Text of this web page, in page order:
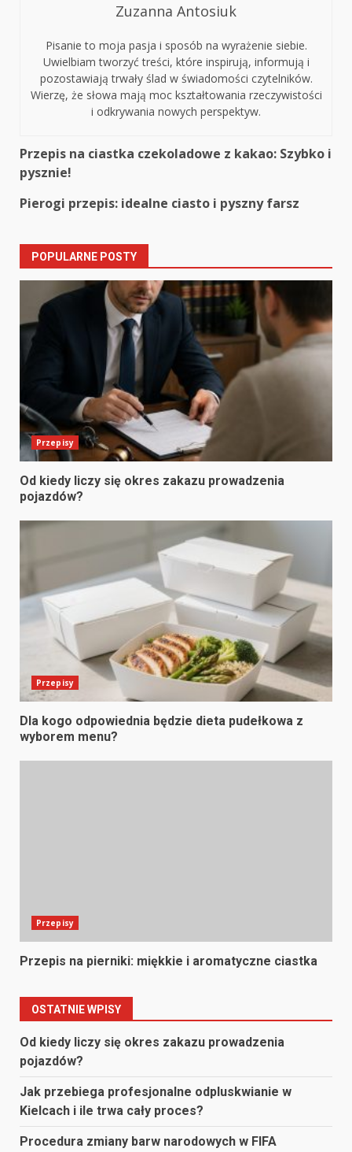
Zuzanna Antosiuk
Pisanie to moja pasja i sposób na wyrażenie siebie.
Uwielbiam tworzyć treści, które inspirują, informują i
pozostawiają trwały ślad w świadomości czytelników.
Wierzę, że słowa mają moc kształtowania rzeczywistości
i odkrywania nowych perspektyw.
Continue
Reading
Przepis na ciastka czekoladowe z kakao: Szybko i
pysznie!
Pierogi przepis: idealne ciasto i pyszny farsz
POPULARNE POSTY
Przepisy
Od kiedy liczy się okres zakazu prowadzenia
pojazdów?
Przepisy
Dla kogo odpowiednia będzie dieta pudełkowa z
wyborem menu?
Przepisy
Przepis na pierniki: miękkie i aromatyczne ciastka
OSTATNIE WPISY
Od kiedy liczy się okres zakazu prowadzenia
pojazdów?
Jak przebiega profesjonalne odpluskwianie w
Kielcach i ile trwa cały proces?
Procedura zmiany barw narodowych w FIFA